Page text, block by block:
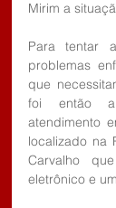
Mirim a
Para tentar
problemas
que
foi então
atendimento
localizado na
Carvalho
eletrônico e